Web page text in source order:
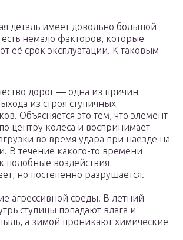
деталь имеет довольно большой
немало факторов, которые
её срок эксплуатации. К таковым
дорог — одна из причин
из строя ступичных
Объясняется это тем, что элемент
центру колеса и воспринимает
во время удара при наезде на
В течение какого-то времени
подобные воздействия
но постепенно разрушается.
агрессивной среды. В летний
ступицы попадают влага и
а зимой проникают химические